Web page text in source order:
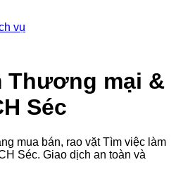
vụ
Thương mại &
Séc
mua bán, rao vặtTìm việc làm
Séc. Giao dịch an toàn và